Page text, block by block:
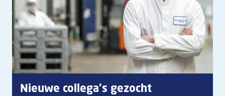
Nieuwe collega's gezocht